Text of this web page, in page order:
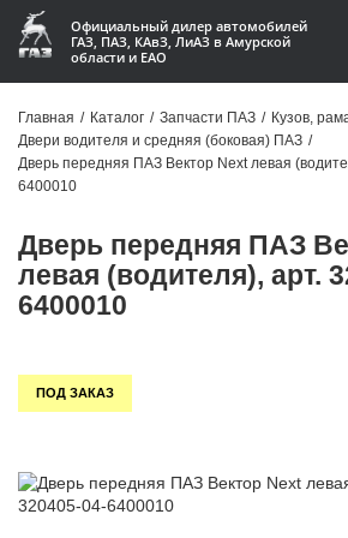
Официальный дилер автомобилей
ГАЗ, ПАЗ, КАвЗ, ЛиАЗ в Амурской
области и ЕАО
Акции
Контакты
Доставка
Гарантии
Автомобили
Главная / Каталог / Запчасти ПАЗ / Кузов,
Двери водителя и средняя (боковая) ПАЗ /
Дверь передняя ПАЗ Вектор Next левая
6400010
Дверь передняя ПАЗ
левая (водителя), арт.
6400010
ПОД ЗАКАЗ